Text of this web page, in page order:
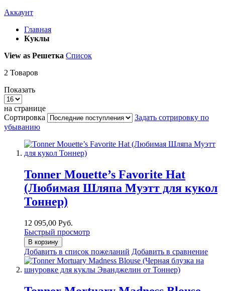
Аккаунт
Главная
Куклы
View as Решетка Список
2 Товаров
Показать
на странице
Сортировка
Задать сотрировку по
убыванию
Tonner Mouette’s Favorite Hat
(Любимая Шляпа Муэтт для кукол
Тоннер)
12 095,00 Руб.
Быстрый просмотр
В корзину
Добавить в список пожеланий Добавить в сравнение